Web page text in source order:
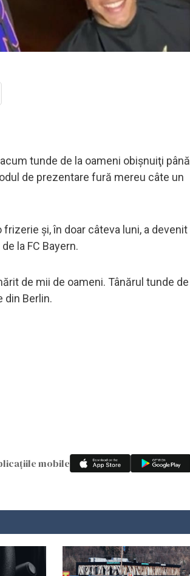
tunde de la oameni obişnuiţi până
de prezentare fură mereu câte un
şi, în doar câteva luni, a devenit
la FC Bayern.
de mii de oameni. Tânărul tunde de
din Berlin.
mobile